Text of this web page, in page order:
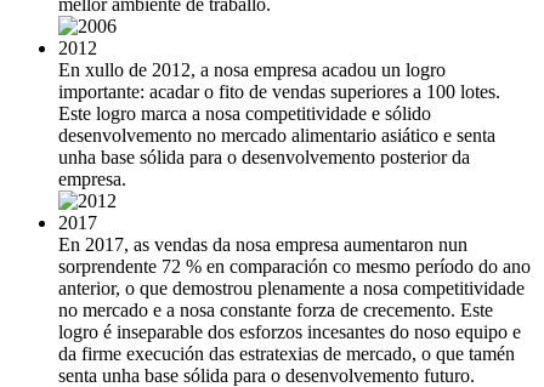
mellor ambiente de traballo.
2012
En xullo de 2012, a nosa empresa acadou un logro
importante: acadar o fito de vendas superiores a 100 lotes.
Este logro marca a nosa competitividade e sólido
desenvolvemento no mercado alimentario asiático e senta
unha base sólida para o desenvolvemento posterior da
empresa.
2017
En 2017, as vendas da nosa empresa aumentaron nun
sorprendente 72 % en comparación co mesmo período do ano
anterior, o que demostrou plenamente a nosa competitividade
no mercado e a nosa constante forza de crecemento. Este
logro é inseparable dos esforzos incesantes do noso equipo e
da firme execución das estratexias de mercado, o que tamén
senta unha base sólida para o desenvolvemento futuro.